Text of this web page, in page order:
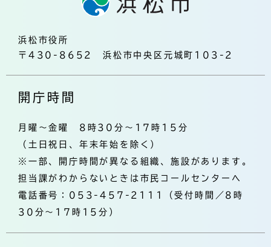
浜松市役所
〒430-8652 浜松市中央区元城町103-2
開庁時間
月曜～金曜 8時30分～17時15分
（土日祝日、年末年始を除く）
※一部、開庁時間が異なる組織、施設があります。
担当課がわからないときは市民コールセンターへ
電話番号：053-457-2111（受付時間／8時
30分～17時15分）